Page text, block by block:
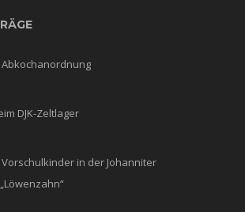
DJK-Zeltlager
in der Johanniter